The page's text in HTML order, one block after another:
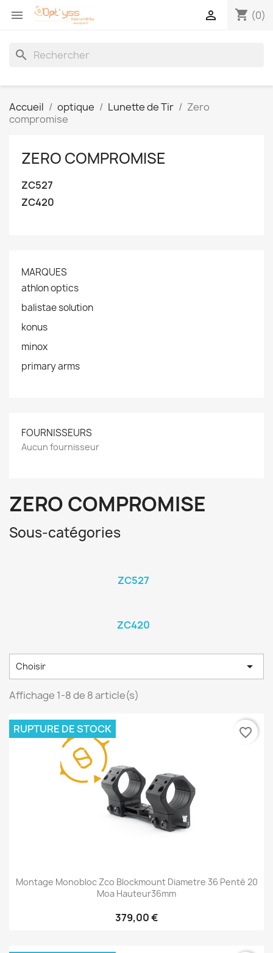
 shopping_cart (0)

search
Accueil optique Lunette de Tir
Zero
compromise
ZERO COMPROMISE
ZC527
ZC420
MARQUES
athlon optics
balistae solution
konus
minox
primary arms
FOURNISSEURS
Aucun fournisseur
ZERO COMPROMISE
Sous-catégories
ZC527
ZC420
Choisir 
Affichage 1-8 de 8 article(s)
Montage Monobloc Zco Blockmount Diametre 36 Penté 20
Moa Hauteur36mm
379,00 €
RUPTURE DE STOCK favorite_border